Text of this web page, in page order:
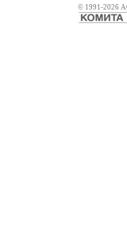
© 1991-2026